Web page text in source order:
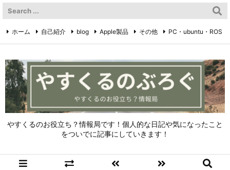
やすくるのお役立ち？情報局です！個人的な日記や気になったこと
をついでに記事にしていきます！
ホーム 自己紹介 blog Apple製品 その他 PC・ubuntu・ROS